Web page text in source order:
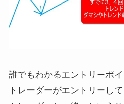
誰でもわかるエントリーポ
トレーダーがエントリーし